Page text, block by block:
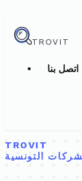
TROVIT
TROVIT
التونسية